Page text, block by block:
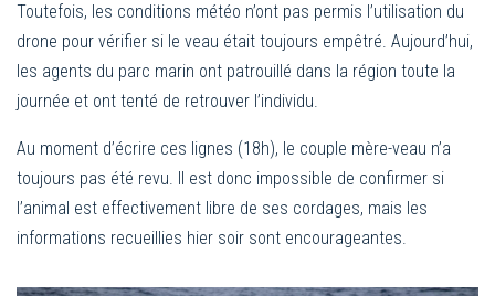
Toutefois, les conditions météo n’ont pas permis l’utilisation du
drone pour vérifier si le veau était toujours empêtré. Aujourd’hui,
les agents du parc marin ont patrouillé dans la région toute la
journée et ont tenté de retrouver l’individu.
Au moment d’écrire ces lignes (18h), le couple mère-veau n’a
toujours pas été revu. Il est donc impossible de confirmer si
l’animal est effectivement libre de ses cordages, mais les
informations recueillies hier soir sont encourageantes.